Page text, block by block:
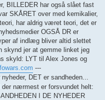
BILLEDER har også slået fast
SKÅRET over med kemikalier,
har aldrig været teori, det er
OGSÅ DR er
af indlæg bliver altid slettet
skynd jer at gemme linket jeg
skyld: LYT til Alex Jones og
---
DET er sandheden...
nærmest er forsvundet helt:
I DE NYHEDER